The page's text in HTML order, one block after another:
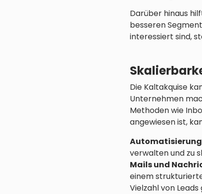
Darüber hinaus
besseren
interessiert sind,
Die Kaltakquise
Unternehmen
Methoden wie
angewiesen ist,
verwalten und zu
Mails und
einem
Vielzahl von